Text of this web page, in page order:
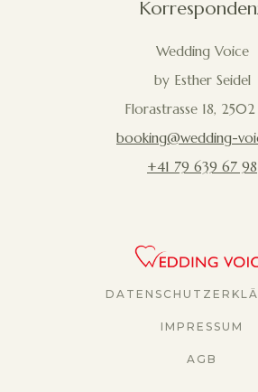
Wedding Voice
by Esther Seidel
Florastrasse 18, 2502
booking@wedding-
+41 79 639 67 98
IMPRESSUM
AGB